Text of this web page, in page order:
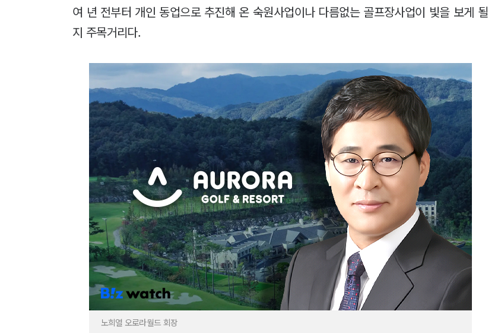
여 년 전부터 개인 동업으로 추진해 온 숙원사업이나 다름없는 골프장사업이 빛을 보게 될
지 주목거리다.
노희열 오로라월드 회장